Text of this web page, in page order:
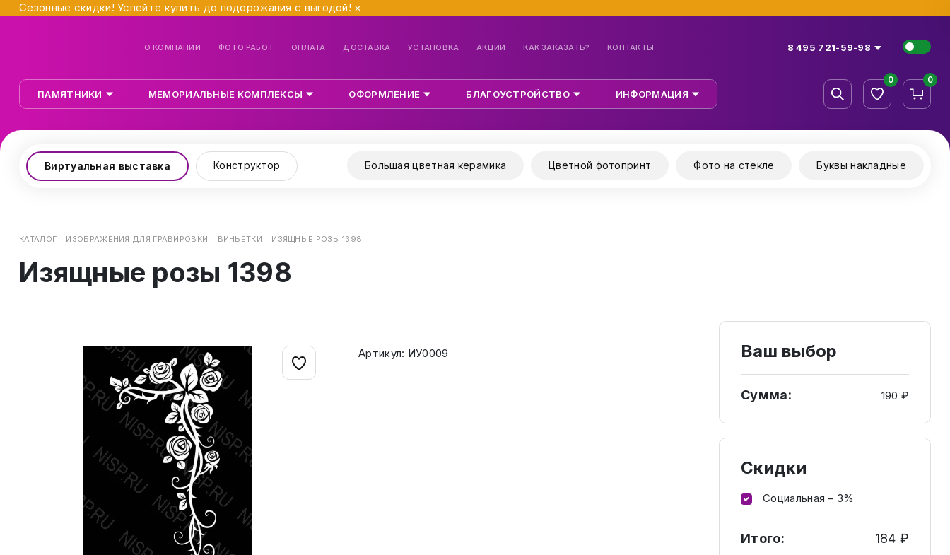
Сезонные скидки! Успейте купить до подорожания с выгодой! ×
О КОМПАНИИ ФОТО РАБОТ ОПЛАТА ДОСТАВКА УСТАНОВКА АКЦИИ КАК ЗАКАЗАТЬ? КОНТАКТЫ 8 495 721-59-98
ПАМЯТНИКИ МЕМОРИАЛЬНЫЕ КОМПЛЕКСЫ ОФОРМЛЕНИЕ БЛАГОУСТРОЙСТВО ИНФОРМАЦИЯ
0 0
Виртуальная выставка Конструктор Большая цветная керамика Цветной фотопринт Фото на стекле Буквы накладные
КАТАЛОГ ИЗОБРАЖЕНИЯ ДЛЯ ГРАВИРОВКИ ВИНЬЕТКИ ИЗЯЩНЫЕ РОЗЫ 1398
Изящные розы 1398
Артикул: ИУ0009 Ваш выбор
Сумма: 190 ₽
Скидки
Социальная – 3%
Итого: 184 ₽